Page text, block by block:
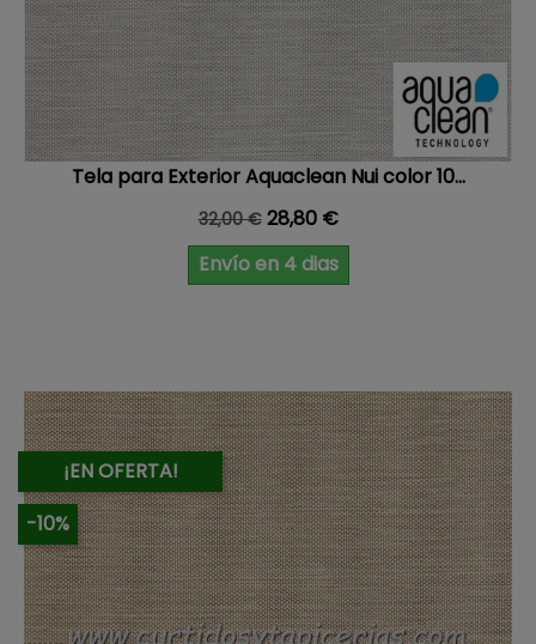
Tela para Exterior Aquaclean Nui color 10...
Precio base
32,00 € Precio
28,80 €
Envío en 4 dias
¡EN OFERTA!
-10%